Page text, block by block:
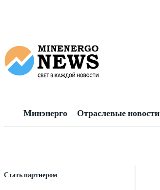
Минэнерго Отраслевые новости
Стать партнером